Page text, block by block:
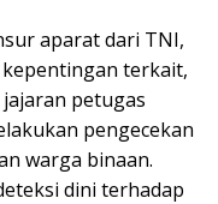
aparat dari TNI,
terkait,
petugas
pengecekan
warga binaan.
dini terhadap